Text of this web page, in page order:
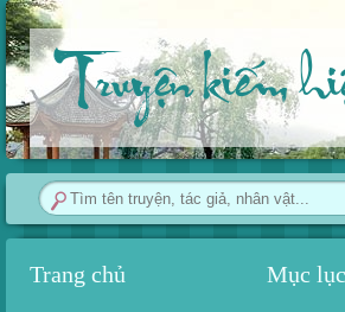
Truyện kiếm
Trang chủ Mục